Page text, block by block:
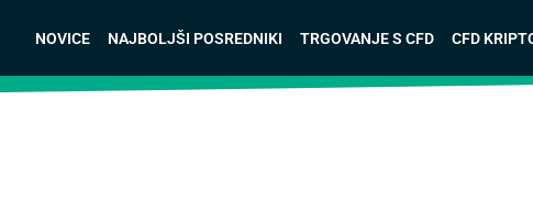
NOVICE NAJBOLJŠI POSREDNIKI TRGOVANJE S CFD CFD